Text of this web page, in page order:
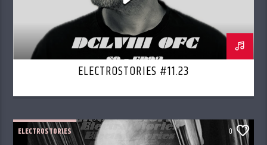
ELECTROSTORIES #11.23
ELECTROSTORIES 0